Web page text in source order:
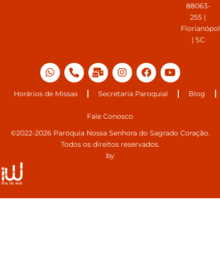
88063-
255 |
| SC
Horários de Missas Secretaria Paroquial Blog
Fale Conosco
©2022-2026 Paróquia Nossa Senhora do Sagrado Coração.
Todos os direitos reservados.
by